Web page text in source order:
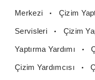
Merkezi Çizim
Servisleri Çizim
Yaptırma Yardımı
Çizim Yardımcısı